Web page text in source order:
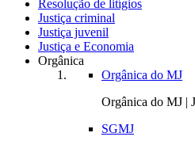
Resolução de litígios
Justiça criminal
Justiça juvenil
Justiça e Economia
Orgânica
Orgânica do MJ
Orgânica do MJ |
SGMJ